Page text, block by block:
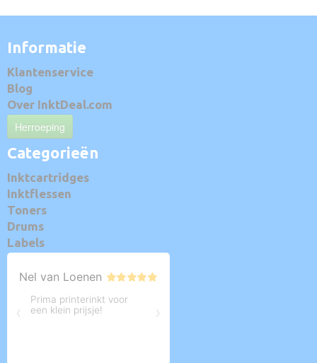
Informatie
Klantenservice
Blog
Over InktDeal.com
Herroeping
Categorieën
Inktcartridges
Inktflessen
Toners
Drums
Labels